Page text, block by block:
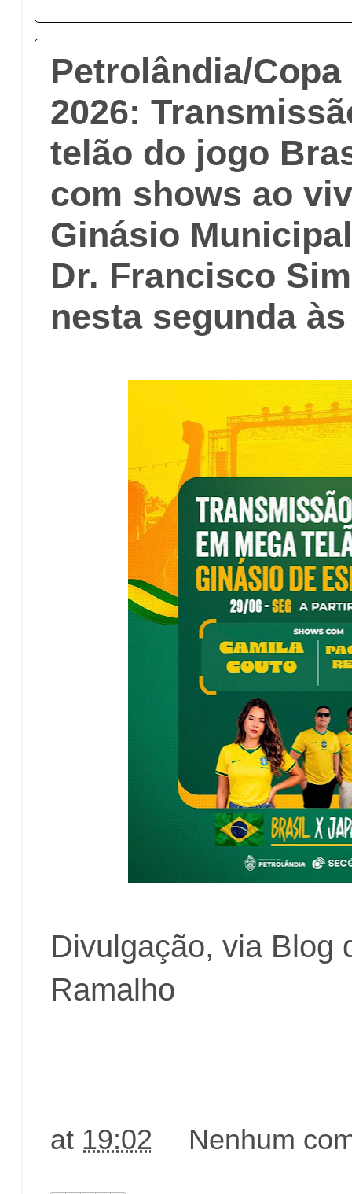
Petrolândia/
2026:
telão do jogo
com shows ao
Ginásio
Dr. Francisco
nesta segunda
Divulgação, via Blog
Ramalho
at 19:02 Nenhum